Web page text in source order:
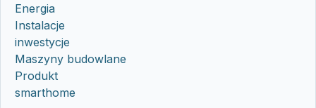
Energia
Instalacje
inwestycje
Maszyny budowlane
Produkt
smarthome